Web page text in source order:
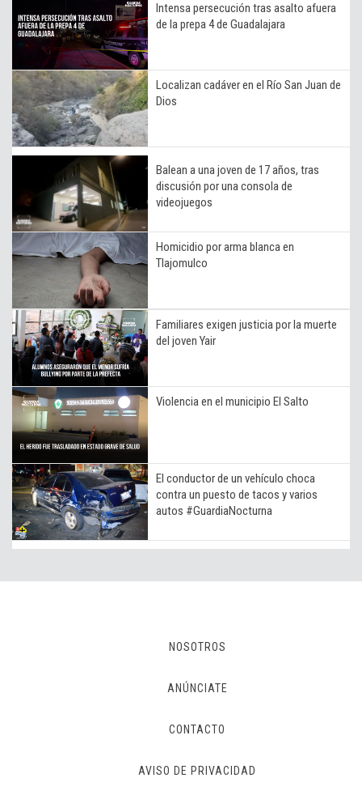
Intensa persecución tras asalto afuera
de la prepa 4 de Guadalajara
Localizan cadáver en el Río San Juan de
Dios
Balean a una joven de 17 años, tras
discusión por una consola de
videojuegos
Homicidio por arma blanca en
Tlajomulco
Familiares exigen justicia por la muerte
del joven Yair
Violencia en el municipio El Salto
El conductor de un vehículo choca
contra un puesto de tacos y varios
autos #GuardiaNocturna
NOSOTROS
ANÚNCIATE
CONTACTO
AVISO DE PRIVACIDAD